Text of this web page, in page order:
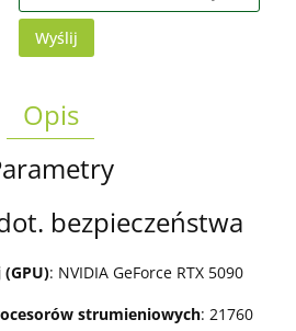
Wyślij
Opis
bezpieczeństwa
: NVIDIA GeForce RTX 5090
strumieniowych: 21760